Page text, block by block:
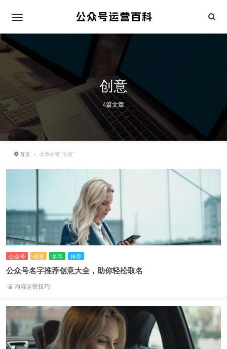
创意
4篇文章
首页 › 文章标签 "创意"
公众号 创意 名字 推荐
公众号名字推荐创意大全，助你轻松取名
内容运营技巧